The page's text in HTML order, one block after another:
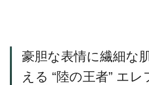
豪胆な表情に繊細な
える “陸の王者” エレ